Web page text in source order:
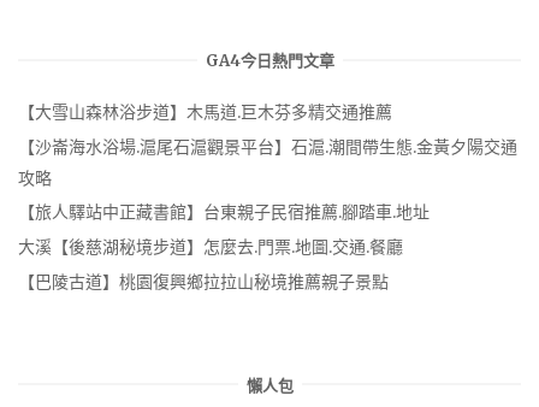
GA4今日熱門文章
【大雪山森林浴步道】木馬道.巨木芬多精交通推薦
【沙崙海水浴場.滬尾石滬觀景平台】石滬.潮間帶生態.金黃夕陽交通
攻略
【旅人驛站中正藏書館】台東親子民宿推薦.腳踏車.地址
大溪【後慈湖秘境步道】怎麼去.門票.地圖.交通.餐廳
【巴陵古道】桃園復興鄉拉拉山秘境推薦親子景點
懶人包